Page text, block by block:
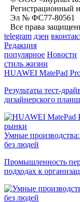
Регистрационный
Эл № ФС77-80561
Все права
telegram дзен
Редакция
популярное Новости
стиль жизни
HUAWEI MatePad
Результаты тест-
дизайнерского
рынки
Умные производства:
без людей
Промышленность
подходах к